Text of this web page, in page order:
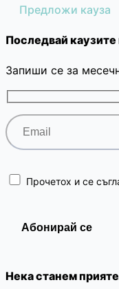
Предложи кауза
Последвай каузите
Запиши се за
Прочетох и се
Нека станем